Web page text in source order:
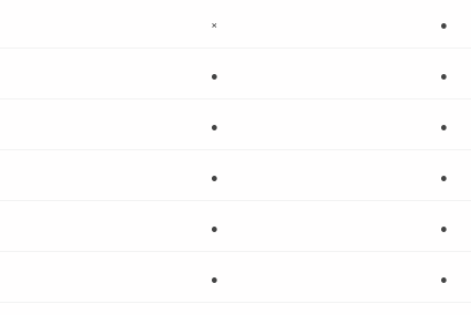
× ●
● ●
● ●
● ●
● ●
● ●